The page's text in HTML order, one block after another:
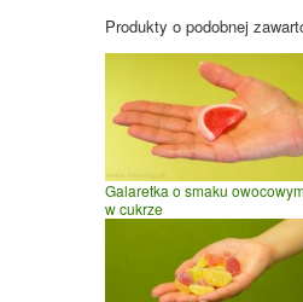
Produkty o podobnej
Galaretka o smaku
w cukrze